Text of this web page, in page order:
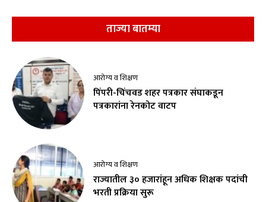
ताज्या बातम्या
आरोग्य व शिक्षण
पिंपरी-चिंचवड शहर पत्रकार संघाकडून
पत्रकारांना रेनकोट वाटप
आरोग्य व शिक्षण
राज्यातील ३० हजारांहून अधिक शिक्षक पदांची
भरती प्रक्रिया सुरू